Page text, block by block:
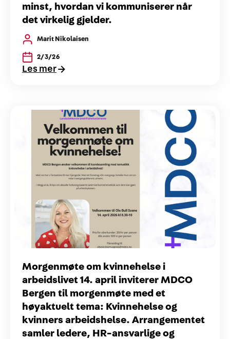
minst, hvordan vi kommuniserer når
det virkelig gjelder.
Marit Nikolaisen
2/3/26
Les mer
Morgenmøte om kvinnehelse i
arbeidslivet 14. april inviterer MDCO
Bergen til morgenmøte med et
høyaktuelt tema: Kvinnehelse og
kvinners arbeidshelse. Arrangementet
samler ledere, HR-ansvarlige og